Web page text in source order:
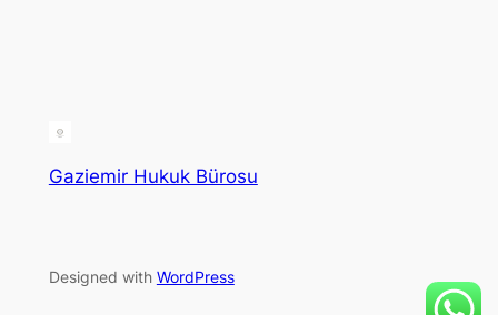
Gaziemir Hukuk Bürosu
Designed with WordPress